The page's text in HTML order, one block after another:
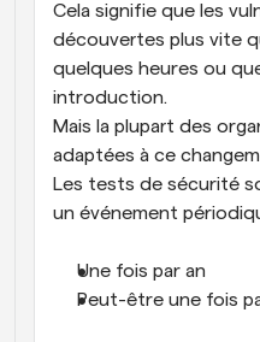
Cela signifie que les
découvertes plus vite
quelques heures ou
introduction.
Mais la plupart des
adaptées à ce
Les tests de sécurité
un événement
Une fois par an
Peut-être une fois